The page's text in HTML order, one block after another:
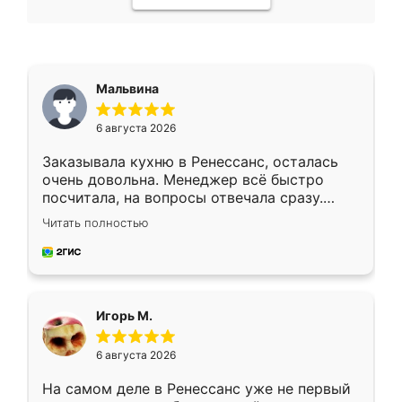
Мальвина
6 августа 2026
Заказывала кухню в Ренессанс, осталась
очень довольна. Менеджер всё быстро
посчитала, на вопросы отвечала сразу.
Замерщик приехал в субботу, подошёл к
делу со всей ответственностью. Собрали
за день, ребята работали аккуратно, даже
Читать полностью
Игорь М.
6 августа 2026
На самом деле в Ренессанс уже не первый